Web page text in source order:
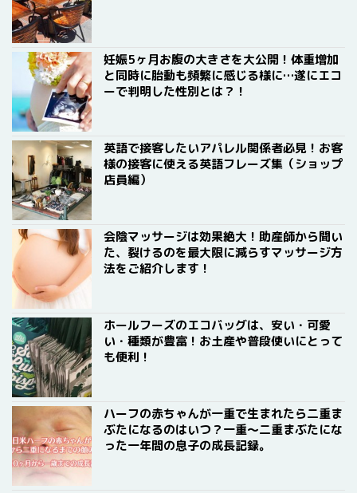
妊娠5ヶ月お腹の大きさを大公開！体重増加
と同時に胎動も頻繁に感じる様に…遂にエコ
ーで判明した性別とは？！
英語で接客したいアパレル関係者必見！お客
様の接客に使える英語フレーズ集（ショップ
店員編）
会陰マッサージは効果絶大！助産師から聞い
た、裂けるのを最大限に減らすマッサージ方
法をご紹介します！
ホールフーズのエコバッグは、安い・可愛
い・種類が豊富！お土産や普段使いにとって
も便利！
ハーフの赤ちゃんが一重で生まれたら二重ま
ぶたになるのはいつ？一重〜二重まぶたにな
った一年間の息子の成長記録。